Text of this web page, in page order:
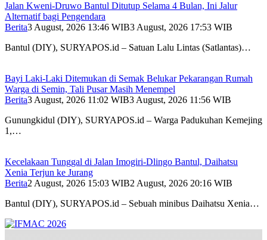
Jalan Kweni-Druwo Bantul Ditutup Selama 4 Bulan, Ini Jalur
Alternatif bagi Pengendara
Berita3 August, 2026 13:46 WIB3 August, 2026 17:53 WIB
Bantul (DIY), SURYAPOS.id – Satuan Lalu Lintas (Satlantas)…
Bayi Laki-Laki Ditemukan di Semak Belukar Pekarangan Rumah
Warga di Semin, Tali Pusar Masih Menempel
Berita3 August, 2026 11:02 WIB3 August, 2026 11:56 WIB
Gunungkidul (DIY), SURYAPOS.id – Warga Padukuhan Kemejing
1,…
Kecelakaan Tunggal di Jalan Imogiri-Dlingo Bantul, Daihatsu
Xenia Terjun ke Jurang
Berita2 August, 2026 15:03 WIB2 August, 2026 20:16 WIB
Bantul (DIY), SURYAPOS.id – Sebuah minibus Daihatsu Xenia…